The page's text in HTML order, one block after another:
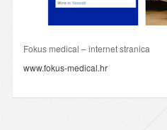
Fokus medical – internet stranica
www.fokus-medical.hr